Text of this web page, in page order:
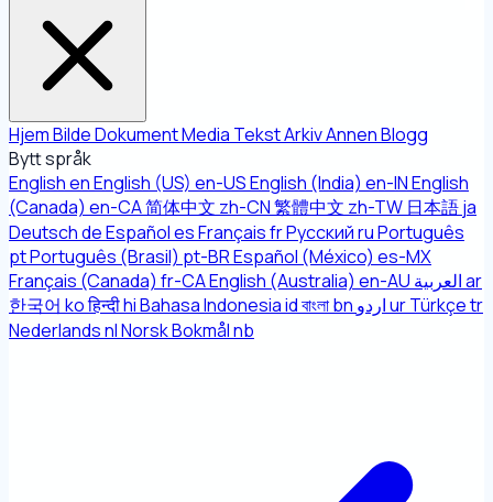
HjemBildeDokumentMedia TekstArkivAnnenBlogg
Bytt språk
EnglishenEnglish (US) en-USEnglish (India) en-INEnglish
(Canada) en-CA简体中文 zh-CN繁體中文 zh-TW 日本語ja
DeutschdeEspañolesFrançaisfrРусскийruPortuguês
ptPortuguês (Brasil) pt-BREspañol (México) es-MX
Français (Canada) fr-CAEnglish (Australia) en-AU العربيةar
한국어 koहिन्दीhiBahasa Indonesiaidবাংলাbn اردوurTürkçetr
NederlandsnlNorsk Bokmålnb